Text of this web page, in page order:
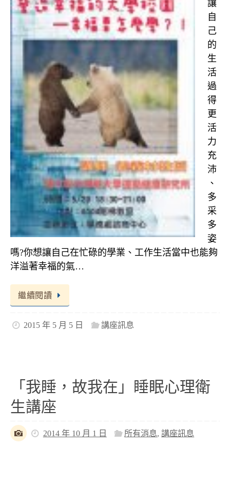
讓
自
己
的
生
活
過
得
更
活
力
充
沛
、
多
采
多
姿
嗎?你想讓自己在忙碌的學業、工作生活當中也能夠
洋溢著幸福的氣…
繼續閱讀
2015 年 5 月 5 日 講座訊息
「我睡，故我在」睡眠心理衛
生講座
2014 年 10 月 1 日 所有消息,講座訊息